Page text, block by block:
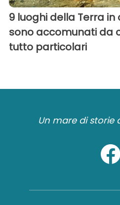
9 luoghi della Terra
sono accomunati da
tutto particolari
Un mare di storie